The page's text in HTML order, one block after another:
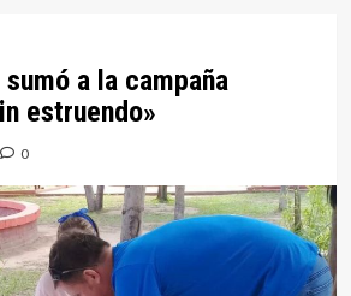
a la campaña
estruendo»
0